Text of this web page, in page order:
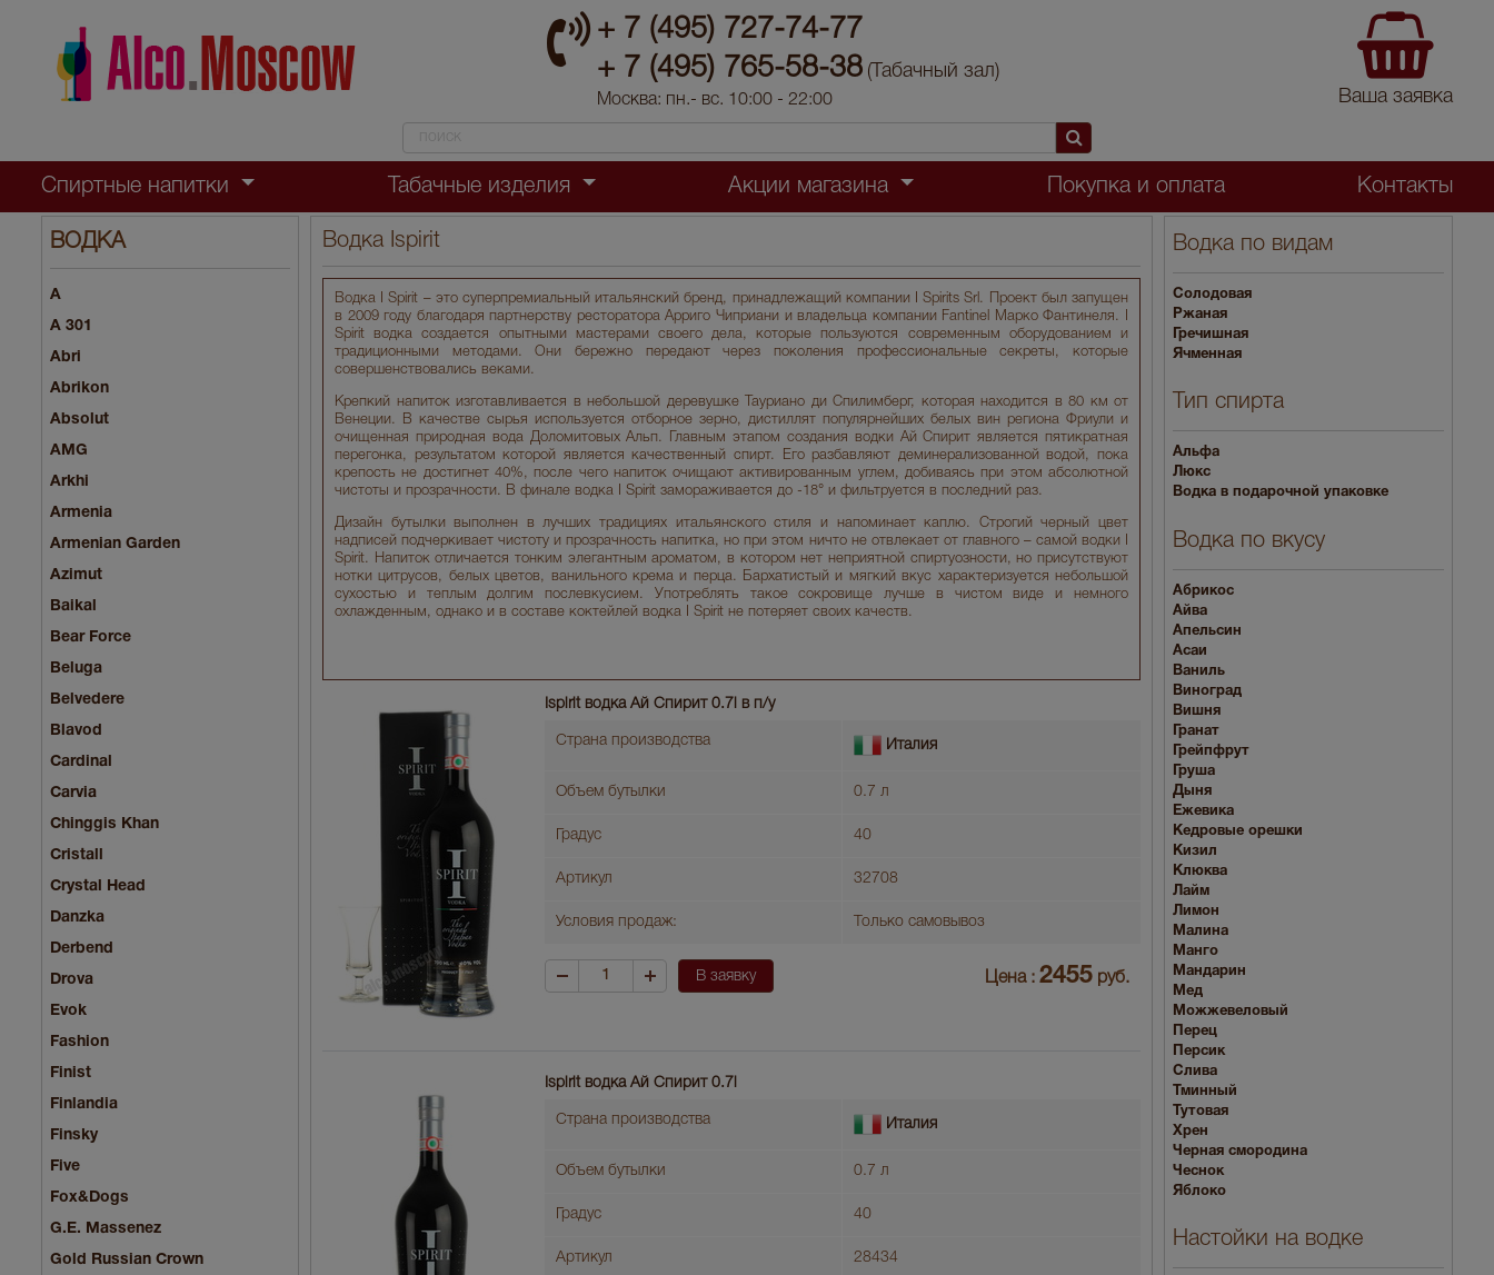
+ 7 (495) 727-74-77
+ 7 (495) 765-58-38 (Табачный зал)
Москва: пн.- вс. 10:00 - 22:00 Ваша заявка
Спиртные напитки Табачные изделия Акции магазина Покупка и оплата Контакты
ВОДКА
A
A 301
Abri
Abrikon
Absolut
AMG
Arkhi
Armenia
Armenian Garden
Azimut
Baikal
Bear Force
Beluga
Belvedere
Blavod
Cardinal
Carvia
Chinggis Khan
Cristall
Crystal Head
Danzka
Derbend
Drova
Evok
Fashion
Finist
Finlandia
Finsky
Five
Fox&Dogs
G.E. Massenez
Gold Russian Crown
Водка Ispirit
Водка I Spirit – это суперпремиальный итальянский бренд, принадлежащий компании I Spirits Srl. Проект был запущен
в 2009 году благодаря партнерству ресторатора Арриго Чиприани и владельца компании Fantinel Марко Фантинеля. I
Spirit водка создается опытными мастерами своего дела, которые пользуются современным оборудованием и
традиционными методами. Они бережно передают через поколения профессиональные секреты, которые
совершенствовались веками.
Крепкий напиток изготавливается в небольшой деревушке Тауриано ди Спилимберг, которая находится в 80 км от
Венеции. В качестве сырья используется отборное зерно, дистиллят популярнейших белых вин региона Фриули и
очищенная природная вода Доломитовых Альп. Главным этапом создания водки Ай Спирит является пятикратная
перегонка, результатом которой является качественный спирт. Его разбавляют деминерализованной водой, пока
крепость не достигнет 40%, после чего напиток очищают активированным углем, добиваясь при этом абсолютной
чистоты и прозрачности. В финале водка I Spirit замораживается до -18° и фильтруется в последний раз.
Дизайн бутылки выполнен в лучших традициях итальянского стиля и напоминает каплю. Строгий черный цвет
надписей подчеркивает чистоту и прозрачность напитка, но при этом ничто не отвлекает от главного – самой водки I
Spirit. Напиток отличается тонким элегантным ароматом, в котором нет неприятной спиртуозности, но присутствуют
нотки цитрусов, белых цветов, ванильного крема и перца. Бархатистый и мягкий вкус характеризуется небольшой
сухостью и теплым долгим послевкусием. Употреблять такое сокровище лучше в чистом виде и немного
охлажденным, однако и в составе коктейлей водка I Spirit не потеряет своих качеств.
Ispirit водка Ай Спирит 0.7l в п/у
Страна производства Италия
Объем бутылки 0.7 л
Градус 40
Артикул 32708
Условия продаж: Только самовывоз
В заявку Цена : 2455 руб.
Ispirit водка Ай Спирит 0.7l
Страна производства Италия
Объем бутылки 0.7 л
Градус 40
Артикул 28434
Водка по видам
Солодовая
Ржаная
Гречишная
Ячменная
Тип спирта
Альфа
Люкс
Водка в подарочной упаковке
Водка по вкусу
Абрикос
Айва
Апельсин
Асаи
Ваниль
Виноград
Вишня
Гранат
Грейпфрут
Груша
Дыня
Ежевика
Кедровые орешки
Кизил
Клюква
Лайм
Лимон
Малина
Манго
Мандарин
Мед
Можжевеловый
Перец
Персик
Слива
Тминный
Тутовая
Хрен
Черная смородина
Чеснок
Яблоко
Настойки на водке